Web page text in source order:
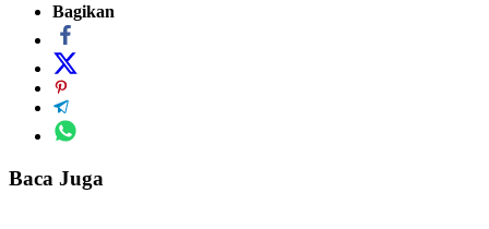
Bagikan
Baca Juga